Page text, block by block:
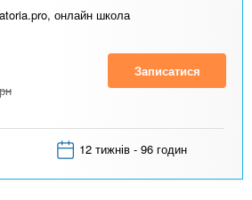
онлайн школа
Записатися
12 тижнів - 96 годин